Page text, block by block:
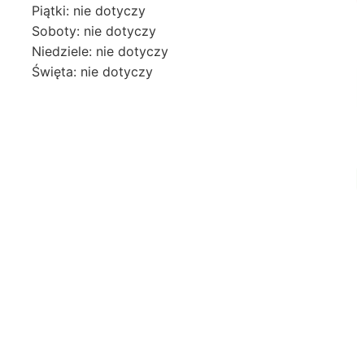
Piątki: nie dotyczy
Soboty: nie dotyczy
Niedziele: nie dotyczy
Święta: nie dotyczy